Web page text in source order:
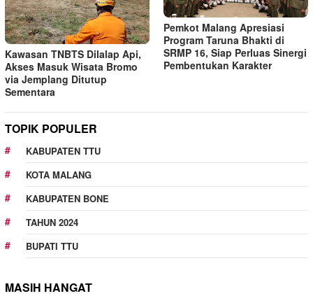
Kawasan TNBTS Dilalap Api,
Akses Masuk Wisata Bromo
via Jemplang Ditutup
Sementara
Pemkot Malang Apresiasi
Program Taruna Bhakti di
SRMP 16, Siap Perluas Sinergi
Pembentukan Karakter
TOPIK POPULER
KABUPATEN TTU
KOTA MALANG
KABUPATEN BONE
TAHUN 2024
BUPATI TTU
MASIH HANGAT